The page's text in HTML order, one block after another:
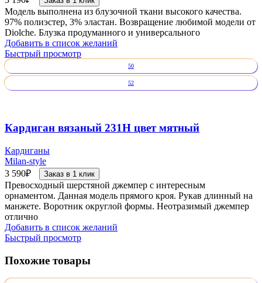
Модель выполнена из блузочной ткани высокого качества.
97% полиэстер, 3% эластан. Возвращение любимой модели от
Diolche. Блузка продуманного и универсального
Добавить в список желаний
Быстрый просмотр
50
52
Кардиган вязаный 231Н цвет мятный
Кардиганы
Milan-style
3 590₽ Заказ в 1 клик
Превосходный шерстяной джемпер с интересным
орнаментом. Данная модель прямого кроя. Рукав длинный на
манжете. Воротник округлой формы. Неотразимый джемпер
отлично
Добавить в список желаний
Быстрый просмотр
Похожие товары